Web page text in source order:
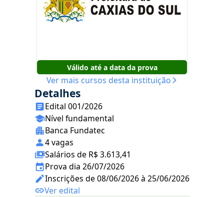
Válido até a data da prova
Ver mais cursos desta instituição
Detalhes
Edital 001/2026
Nível fundamental
Banca Fundatec
4 vagas
Salários de R$ 3.613,41
Prova dia 26/07/2026
Inscrições de 08/06/2026 à 25/06/2026
Ver edital